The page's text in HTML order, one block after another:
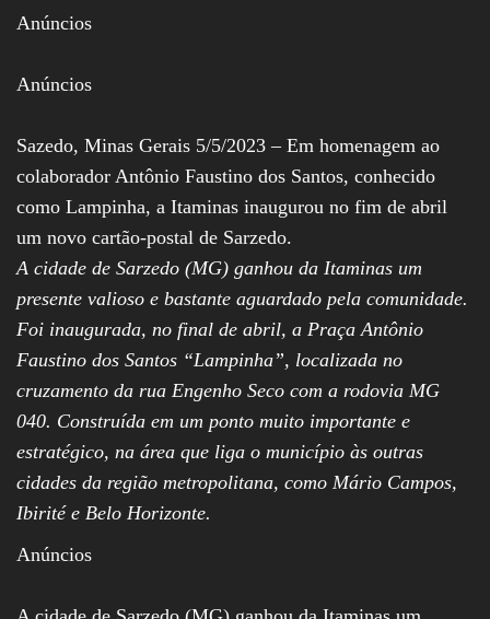
Gastronomia,
Vinhos, Bebidas,
Receitas, Chef, RH,
Negócios,
Oportunidades,
Anúncios
Anúncios
Sazedo, Minas Gerais 5/5/2023 – Em homenagem ao
colaborador Antônio Faustino dos Santos, conhecido
como Lampinha, a Itaminas inaugurou no fim de abril
um novo cartão-postal de Sarzedo.
A cidade de Sarzedo (MG) ganhou da Itaminas um
presente valioso e bastante aguardado pela comunidade.
Foi inaugurada, no final de abril, a Praça Antônio
Faustino dos Santos “Lampinha”, localizada no
cruzamento da rua Engenho Seco com a rodovia MG
040. Construída em um ponto muito importante e
estratégico, na área que liga o município às outras
cidades da região metropolitana, como Mário Campos,
Ibirité e Belo Horizonte.
Anúncios